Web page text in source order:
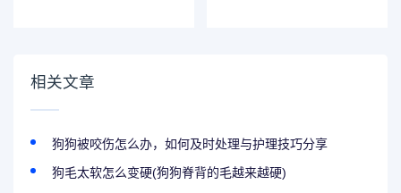
相关文章
狗狗被咬伤怎么办，如何及时处理与护理技巧分享
狗毛太软怎么变硬(狗狗脊背的毛越来越硬)